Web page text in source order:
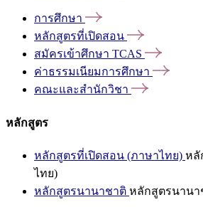
การศึกษา
หลักสูตรที่เปิดสอน
สมัครเข้าศึกษา TCAS
ค่าธรรมเนียมการศึกษา
คณะและสำนักวิชา
หลักสูตร
หลักสูตรที่เปิดสอน (ภาษาไทย) หลั
ไทย)
หลักสูตรนานาชาติ หลักสูตรนานา